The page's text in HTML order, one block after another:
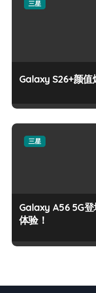
三星
Galaxy S26+颜
三星
Galaxy A56 5G
体验！